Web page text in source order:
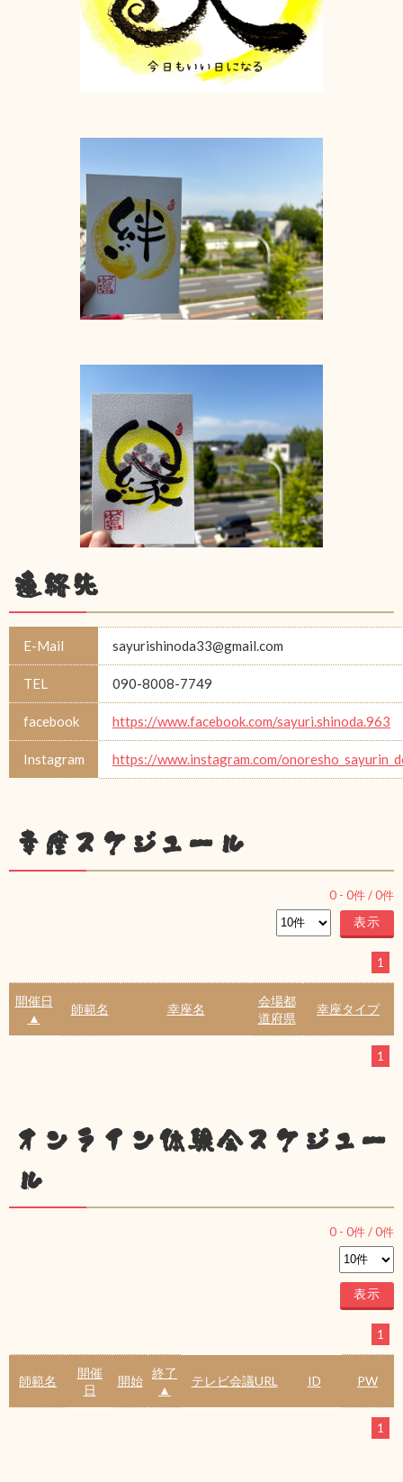
連絡先
E-Mail sayurishinoda33@gmail.com
TEL 090-8008-7749
facebook https://www.facebook.com/sayuri.shinoda.963
Instagram https://www.instagram.com/
幸座スケジュール
0 - 0件 /0件
1
開催日
▲
師範名 幸座名
会場都
道府県
幸座タイプ
1
オンライン体験会スケジュー
ル
0 - 0件 /0件
1
師範名
開催
日
開始
終了
▲
テレビ会議URL ID PW
1